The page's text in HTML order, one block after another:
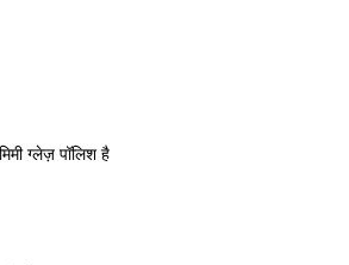
ग्लेज़ पॉलिश है